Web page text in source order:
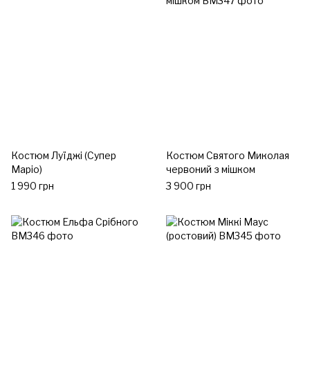
Костюм Луїджі (Супер
Маріо)
1 990 грн
Костюм Святого Миколая
червоний з мішком
3 900 грн